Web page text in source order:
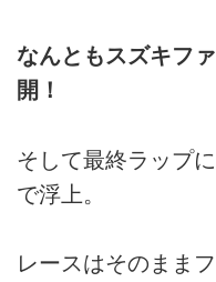
なんともスズキフ
開！
そして最終ラップ
で浮上。
レースはそのまま